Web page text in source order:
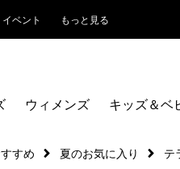
イベント もっと見る
ウィメンズ キッズ＆ベ
すめ 夏のお気に入り テ